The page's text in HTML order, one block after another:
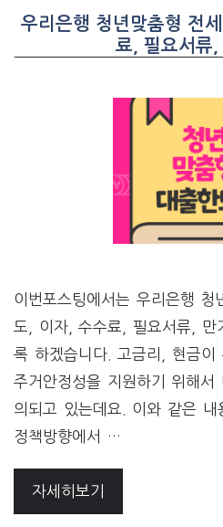
우리은행 청년맞춤형 전
료, 필요서류,
이번포스팅에서는 우리은행 청
도, 이자, 수수료, 필요서류, 만
록 하겠습니다. 고금리, 현금이
주거안정성을 지원하기 위해
의되고 있는데요. 이와 같은 내
정책방향에서 …
자세히보기